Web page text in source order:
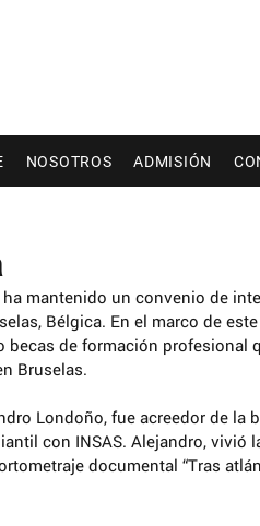
NOSOTROS ADMISIÓN
mantenido un convenio de
Bélgica. En el marco de
becas de formación profesional
Bruselas.
Londoño, fue acreedor de la
con INSAS. Alejandro, vivió
documental “Tras